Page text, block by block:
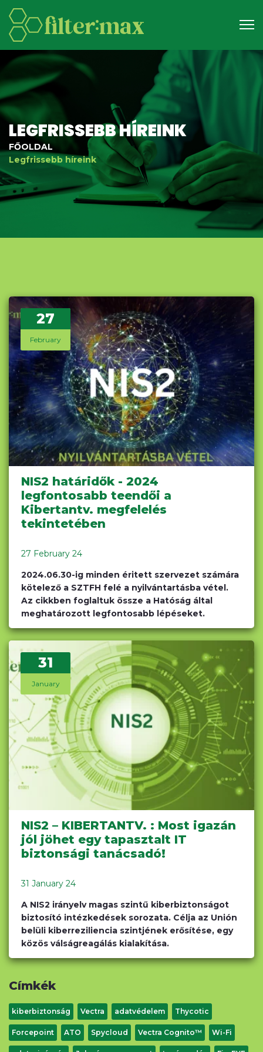
LEGFRISSEBB HÍREINK
FŐOLDAL
Legfrissebb híreink
27
February
NIS2 határidők - 2024
legfontosabb teendői a
Kibertantv. megfelelés
tekintetében
27 February 24
2024.06.30-ig minden éritett szervezet számára
kötelező a SZTFH felé a nyilvántartásba vétel.
Az cikkben foglaltuk össze a Hatóság által
meghatározott legfontosabb lépéseket.
31
January
NIS2 – KIBERTANTV. : Most igazán
jól jöhet egy tapasztalt IT
biztonsági tanácsadó!
31 January 24
A NIS2 irányelv magas szintű kiberbiztonságot
biztosító intézkedések sorozata. Célja az Unión
belüli kiberreziliencia szintjének erősítése, egy
közös válságreagálás kialakítása.
Címkék
kiberbiztonság Vectra adatvédelem Thycotic
Forcepoint ATO Spycloud Vectra Cognito™ Wi-Fi